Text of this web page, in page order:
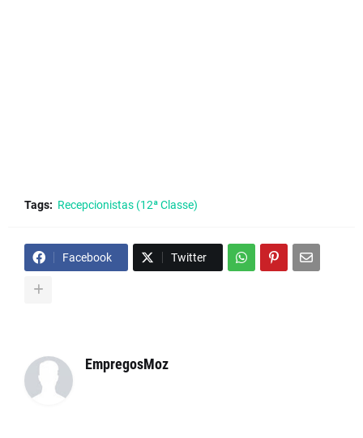
Tags: Recepcionistas (12ª Classe)
Facebook Twitter
EmpregosMoz